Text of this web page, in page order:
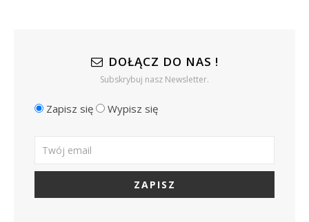
DOŁĄCZ DO NAS !
Subskrybuj nasz Newsletter.
Zapisz się Wypisz się